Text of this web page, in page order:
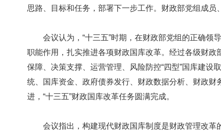
思路、目标和任务，部署下一步工作。财政部党组成员
会议认为，“十三五”时期，在财政部党组的正确领
职能作用，扎实推进各项财政国库改革。经过各级财
保障、决策支撑、运营管理、风险防控“四型”国库建设
统、国库资金、政府债券发行、财政数据分析、财政财
进，“十三五”财政国库改革任务圆满完成。
会议指出，构建现代财政国库制度是财政管理改革